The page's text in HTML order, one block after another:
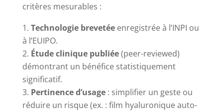
critères mesurables :
Technologie brevetéeenregistrée à l’INPI ou
à l’EUIPO.
Étude clinique publiée(peer-reviewed)
démontrant un bénéfice statistiquement
significatif.
Pertinence d’usage: simplifier un geste ou
réduire un risque (ex. : film hyaluronique auto-